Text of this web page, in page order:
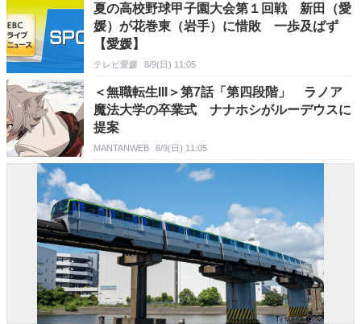
夏の高校野球甲子園大会第１回戦 新田（愛
媛）が花巻東（岩手）に惜敗 一歩及ばず
【愛媛】
テレビ愛媛 8/9(日) 11:05
＜無職転生III＞第7話「第四段階」 ラノア
魔法大学の卒業式 ナナホシがルーデウスに
提案
MANTANWEB 8/9(日) 11:05